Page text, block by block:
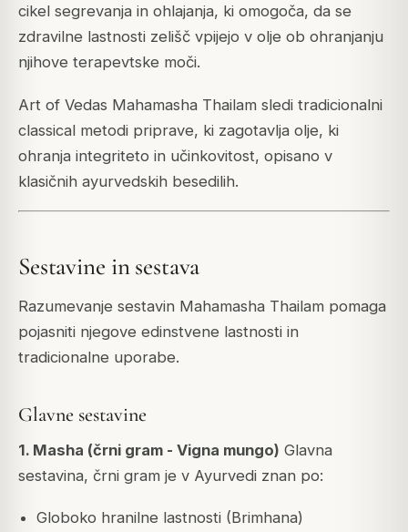
cikel segrevanja in ohlajanja, ki omogoča, da se
zdravilne lastnosti zelišč vpijejo v olje ob ohranjanju
njihove terapevtske moči.
Art of Vedas Mahamasha Thailam sledi tradicionalni
classical metodi priprave, ki zagotavlja olje, ki
ohranja integriteto in učinkovitost, opisano v
klasičnih ayurvedskih besedilih.
Sestavine in sestava
Razumevanje sestavin Mahamasha Thailam pomaga
pojasniti njegove edinstvene lastnosti in
tradicionalne uporabe.
Glavne sestavine
1. Masha (črni gram - Vigna mungo) Glavna
sestavina, črni gram je v Ayurvedi znan po:
Globoko hranilne lastnosti (Brimhana)